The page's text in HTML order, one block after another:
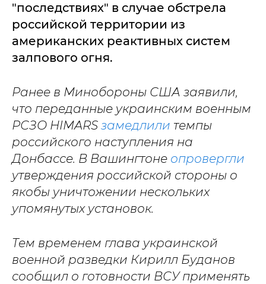
"последствиях" в случае обстрела
российской территории из
американских реактивных систем
залпового огня.
Ранее в Минобороны США заявили,
что переданные украинским военным
РСЗО HIMARS замедлили темпы
российского наступления на
Донбассе. В Вашингтоне опровергли
утверждения российской стороны о
якобы уничтожении нескольких
упомянутых установок.
Тем временем глава украинской
военной разведки Кирилл Буданов
сообщил о готовности ВСУ применять